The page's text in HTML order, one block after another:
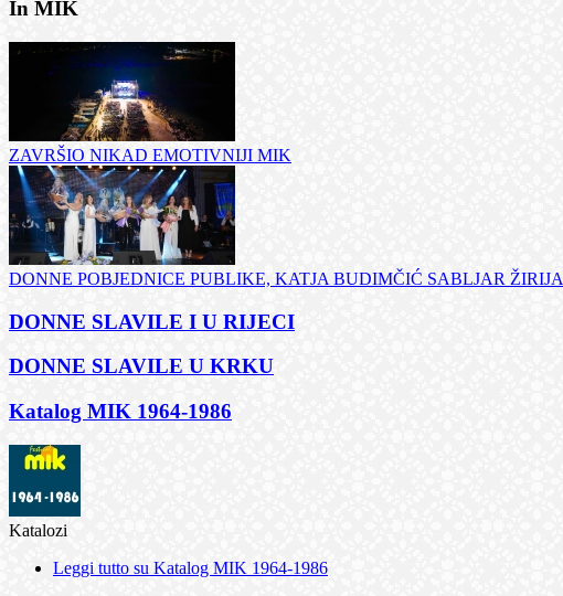
In MIK
ZAVRŠIO NIKAD EMOTIVNIJI MIK
DONNE POBJEDNICE PUBLIKE, KATJA BUDIMČIĆ SABLJAR ŽIRIJA
DONNE SLAVILE I U RIJECI
DONNE SLAVILE U KRKU
Katalog MIK 1964-1986
Katalozi
Leggi tutto su Katalog MIK 1964-1986